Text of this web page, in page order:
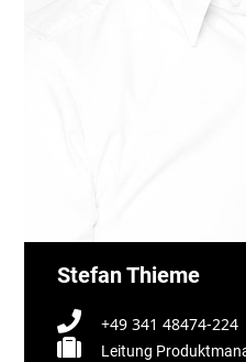
Stefan Thieme
+49 341 48474-224
Leitung